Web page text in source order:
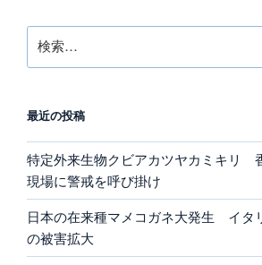
索:
最近の投稿
特定外来生物クビアカツヤカミキリ
現場に警戒を呼び掛け
日本の在来種マメコガネ大発生 イタ
の被害拡大